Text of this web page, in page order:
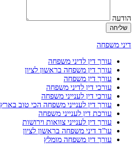
הודעה
שליחה
דיני משפחה
עורך דין לדיני משפחה
עורך דין משפחה בראשון לציון
עורך דין משפחה
עורכי דין לדיני משפחה
עורכי דין לענייני משפחה
עורך דין לענייני משפחה הכי טוב בארץ
עורכת דין לענייני משפחה
עורך דין לענייני צוואות וירושות
עו”ד דיני משפחה בראשון לציון
עורך דין משפחה מומלץ